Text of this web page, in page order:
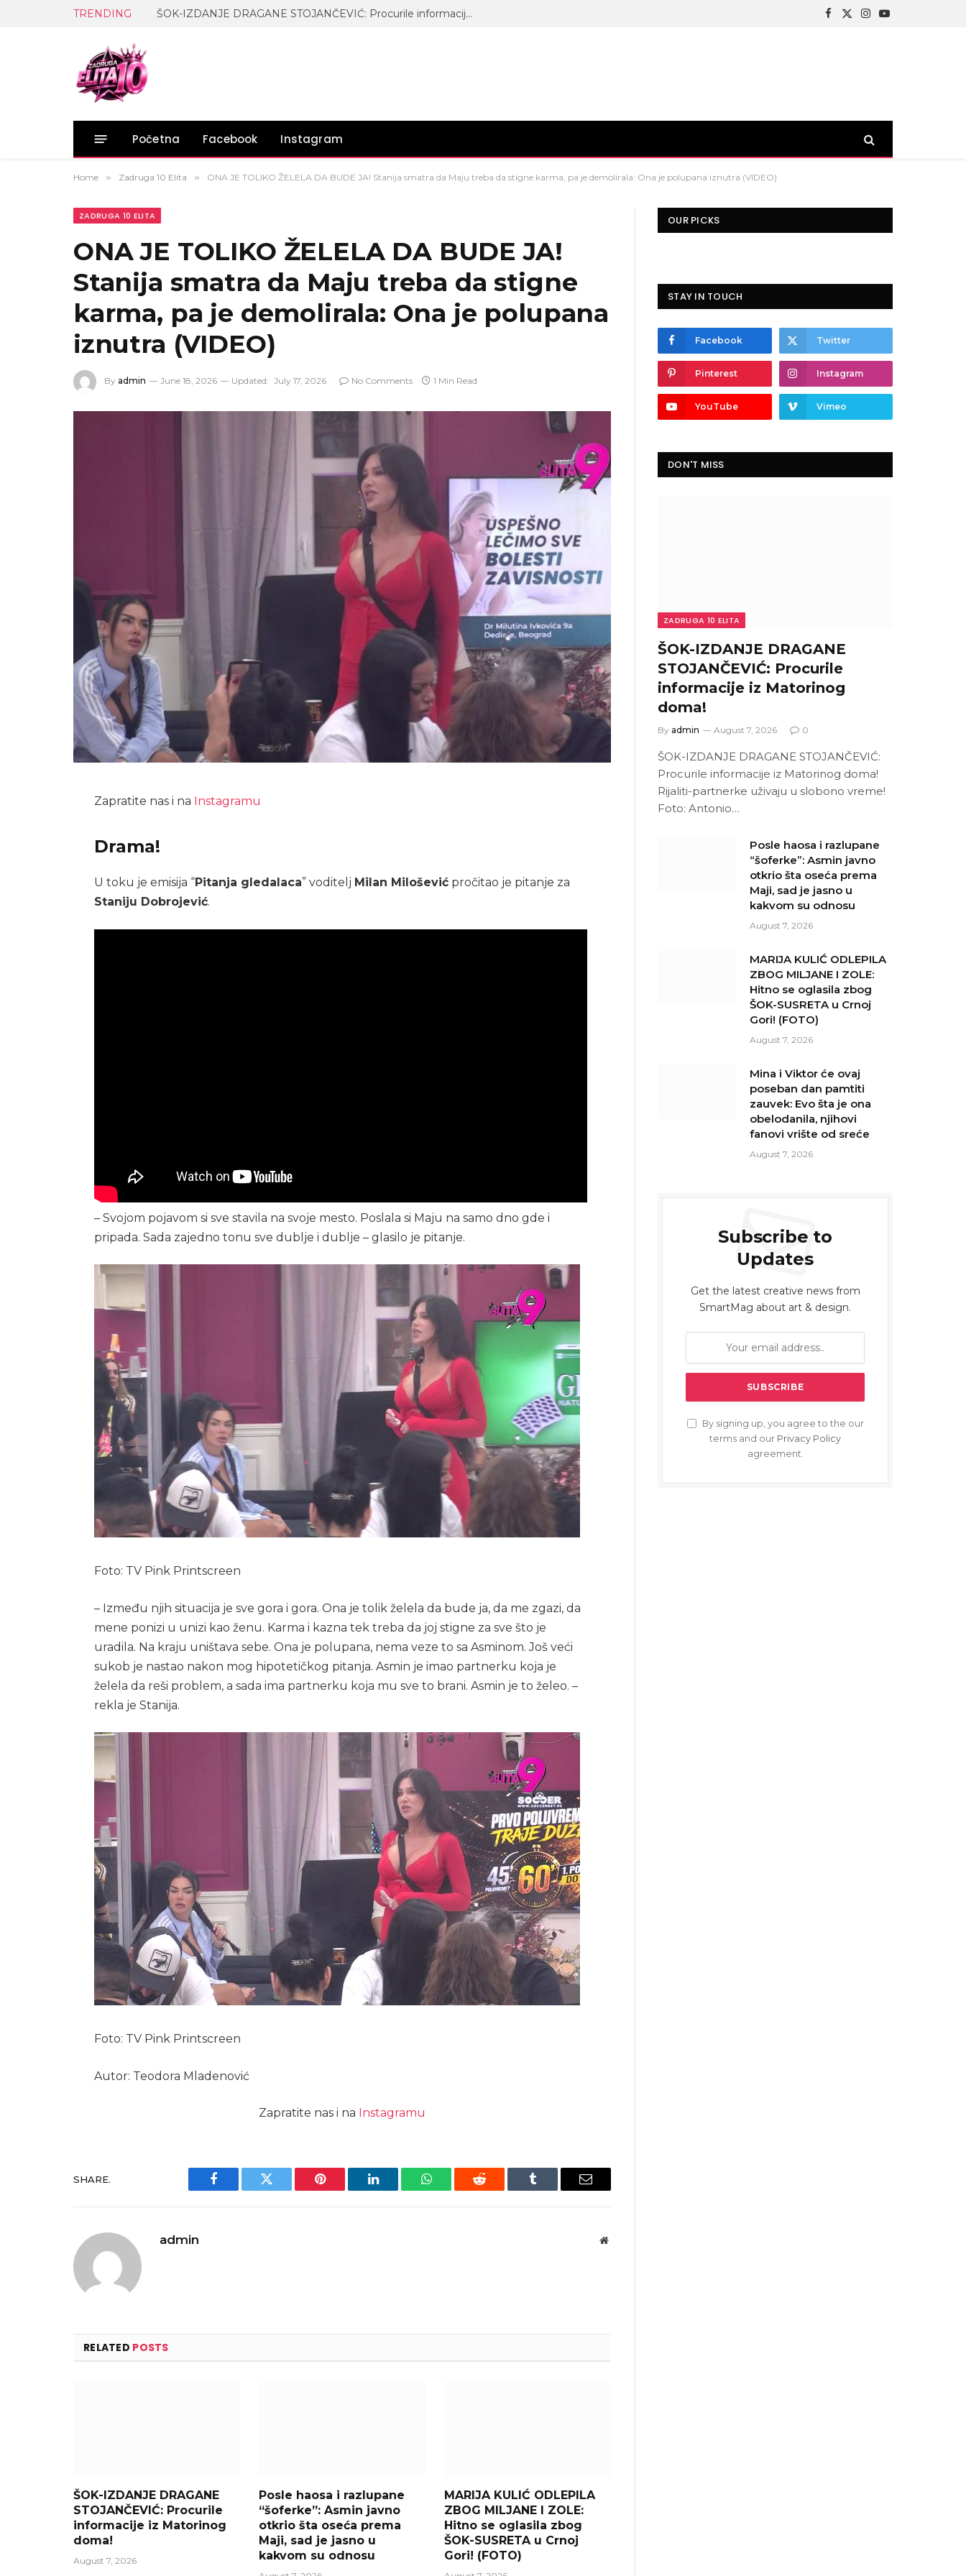
TRENDING ŠOK-IZDANJE DRAGANE STOJANČEVIĆ: Procurile informacije iz Matorinog doma! Facebook
X
Instagram
YouTube
Početna Facebook Instagram
Home » Zadruga 10 Elita » ONA JE TOLIKO ŽELELA DA BUDE JA! Stanija smatra da Maju treba da stigne karma, pa je demolirala: Ona je polupana iznutra (VIDEO)
ZADRUGA 10 ELITA
ONA JE TOLIKO ŽELELA DA BUDE JA!
Stanija smatra da Maju treba da stigne
karma, pa je demolirala: Ona je polupana
iznutra (VIDEO)
By admin June 18, 2026 Updated: July 17, 2026 No Comments 1 Min Read
Zapratite nas i na Instagramu
Drama!
U toku je emisija “Pitanja gledalaca” voditelj Milan Milošević pročitao je pitanje za
Staniju Dobrojević.
– Svojom pojavom si sve stavila na svoje mesto. Poslala si Maju na samo dno gde i
pripada. Sada zajedno tonu sve dublje i dublje – glasilo je pitanje.
Foto: TV Pink Printscreen
– Između njih situacija je sve gora i gora. Ona je tolik želela da bude ja, da me zgazi, da
mene ponizi u unizi kao ženu. Karma i kazna tek treba da joj stigne za sve što je
uradila. Na kraju uništava sebe. Ona je polupana, nema veze to sa Asminom. Još veći
sukob je nastao nakon mog hipotetičkog pitanja. Asmin je imao partnerku koja je
želela da reši problem, a sada ima partnerku koja mu sve to brani. Asmin je to želeo. –
rekla je Stanija.
Foto: TV Pink Printscreen
Autor: Teodora Mladenović
Zapratite nas i na Instagramu
SHARE.
Facebook Twitter Pinterest LinkedIn WhatsAppReddit Tumblr Email
admin Website
RELATED POSTS
ŠOK-IZDANJE DRAGANE
STOJANČEVIĆ: Procurile
informacije iz Matorinog
doma!
August 7, 2026
Posle haosa i razlupane
“šoferke”: Asmin javno
otkrio šta oseća prema
Maji, sad je jasno u
kakvom su odnosu
MARIJA KULIĆ ODLEPILA
ZBOG MILJANE I ZOLE:
Hitno se oglasila zbog
ŠOK-SUSRETA u Crnoj
Gori! (FOTO)
OUR PICKS
STAY IN TOUCH
Facebook Twitter
Pinterest Instagram
YouTube Vimeo
DON'T MISS
ZADRUGA 10 ELITA
ŠOK-IZDANJE DRAGANE
STOJANČEVIĆ: Procurile
informacije iz Matorinog
doma!
By admin August 7, 2026 0
ŠOK-IZDANJE DRAGANE STOJANČEVIĆ:
Procurile informacije iz Matorinog doma!
Rijaliti-partnerke uživaju u slobono vreme!
Foto: Antonio…
Posle haosa i razlupane
“šoferke”: Asmin javno
otkrio šta oseća prema
Maji, sad je jasno u
kakvom su odnosu
August 7, 2026
MARIJA KULIĆ ODLEPILA
ZBOG MILJANE I ZOLE:
Hitno se oglasila zbog
ŠOK-SUSRETA u Crnoj
Gori! (FOTO)
August 7, 2026
Mina i Viktor će ovaj
poseban dan pamtiti
zauvek: Evo šta je ona
obelodanila, njihovi
fanovi vrište od sreće
August 7, 2026
Subscribe to
Updates
Get the latest creative news from
SmartMag about art & design.
By signing up, you agree to the our
terms and our Privacy Policy
agreement.